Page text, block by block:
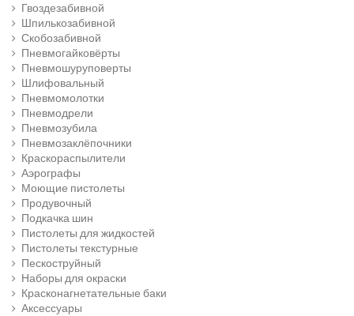
Гвоздезабивной
Шпилькозабивной
Скобозабивной
Пневмогайковёрты
Пневмошуруповерты
Шлифовальный
Пневмомолотки
Пневмодрели
Пневмозубила
Пневмозаклёпочники
Краскораспылители
Аэрографы
Моющие пистолеты
Продувочный
Подкачка шин
Пистолеты для жидкостей
Пистолеты текстурные
Пескоструйный
Наборы для окраски
Красконагнетательные баки
Аксессуары